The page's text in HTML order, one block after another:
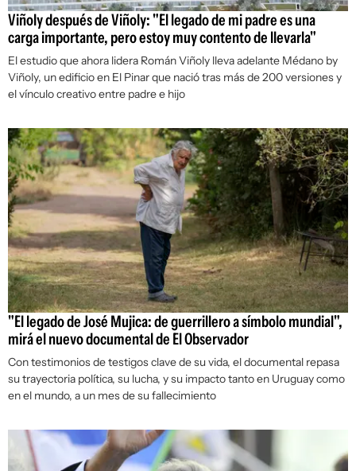
Viñoly después de Viñoly: "El legado de mi padre es una
carga importante, pero estoy muy contento de llevarla"
El estudio que ahora lidera Román Viñoly lleva adelante Médano by
Viñoly, un edificio en El Pinar que nació tras más de 200 versiones y
el vínculo creativo entre padre e hijo
"El legado de José Mujica: de guerrillero a símbolo mundial",
mirá el nuevo documental de El Observador
Con testimonios de testigos clave de su vida, el documental repasa
su trayectoria política, su lucha, y su impacto tanto en Uruguay como
en el mundo, a un mes de su fallecimiento